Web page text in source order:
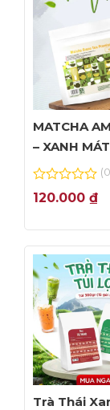
MATCHA
– XANH
NHÌN ĐẦU
0
out
5
120.000 ₫
Trà Thái